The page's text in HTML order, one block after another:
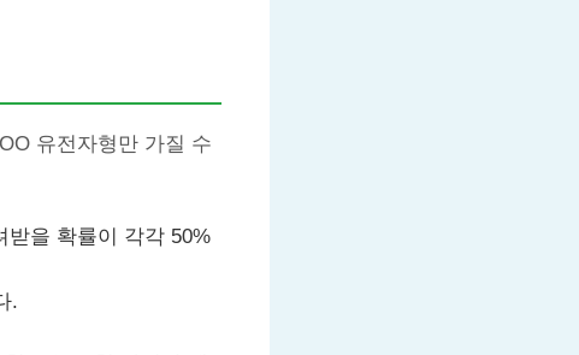
유전자형만 가질 수
받을 확률이 각각 50%
.